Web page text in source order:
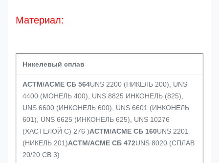
Материал:
Никелевый сплав
АСТМ/АСМЕ СБ 564UNS 2200 (НИКЕЛЬ 200), UNS
4400 (МОНЕЛЬ 400), UNS 8825 ИНКОНЕЛЬ (825),
UNS 6600 (ИНКОНЕЛЬ 600), UNS 6601 (ИНКОНЕЛЬ
601), UNS 6625 (ИНКОНЕЛЬ 625), UNS 10276
(ХАСТЕЛОЙ C) 276 )АСТМ/АСМЕ СБ 160UNS 2201
(НИКЕЛЬ 201)АСТМ/АСМЕ СБ 472UNS 8020 (СПЛАВ
20/20 CB 3)